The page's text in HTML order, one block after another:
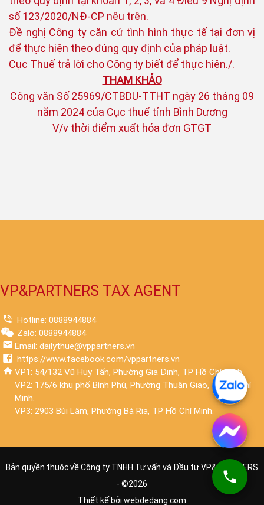
số 123/2020/NĐ-CP nêu trên.
Đề nghị Công ty căn cứ tình hình thực tế tại đơn vị
để thực hiện theo đúng quy định của pháp luật.
Cục Thuế trả lời cho Công ty biết để thực hiện./.
THAM KHẢO
Công văn Số 25969/CTBDU-TTHT ngày 26 tháng 09
năm 2024 của Cục thuế tỉnh Bình Dương
V/v thời điểm xuất hóa đơn GTGT
VP&PARTNERS TAX AGENT
Hotline: 0888944884
Zalo: 0888944884
Email: dailythue@vppartners.vn
https://www.facebook.com/vppartners.vn
VP1: 54/132 Vũ Huy Tấn, Phường Gia Định, TP Hồ Chí Minh.
VP2: 175/6 khu phố Bình Phú, Phường Thuận Giao, TP Hồ Chí
Minh.
VP3: 2903 Bùi Lâm, Phường Bà Rịa, TP Hồ Chí Minh.
Bản quyền thuộc về Công ty TNHH Tư vấn và Đầu tư VP&PARTNERS
- ©2026
Thiết kế bởi webdedang.com